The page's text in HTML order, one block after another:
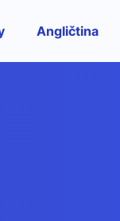
Angličtina